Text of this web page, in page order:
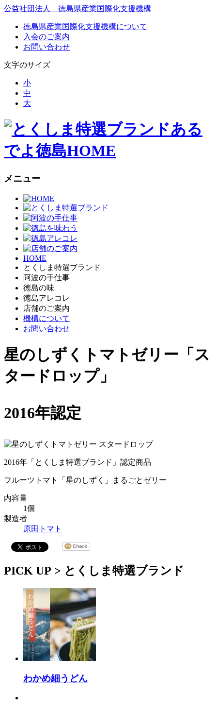
公益社団法人 徳島県産業国際化支援機構
徳島県産業国際化支援機構について
入会のご案内
お問い合わせ
文字のサイズ
小
中
大
ある
でよ徳島HOME
メニュー
HOME
とくしま特選ブランド
阿波の手仕事
徳島の味
徳島アレコレ
店舗のご案内
機構について
お問い合わせ
星のしずくトマトゼリー「ス
タードロップ」
2016年認定
2016年「とくしま特選ブランド」認定商品
フルーツトマト「星のしずく」まるごとゼリー
内容量
1個
製造者
原田トマト
PICK UP > とくしま特選ブランド
わかめ細うどん